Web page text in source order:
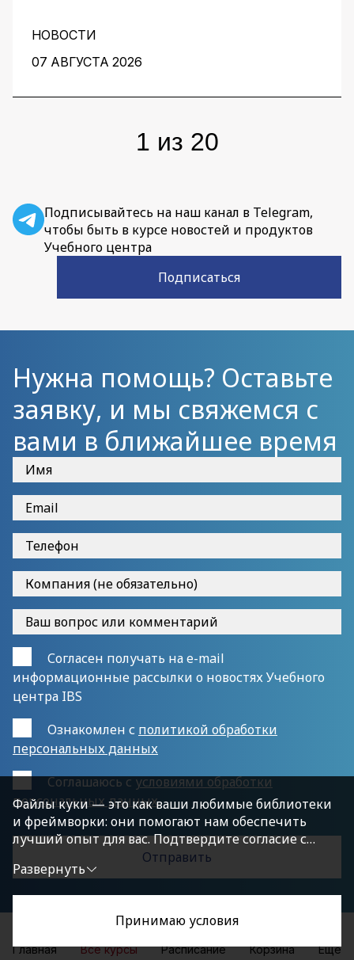
кондитеров — показал, как ИИ помогает
архитектору ускорить работу на всех этапах:
от чистого листа до готовых артефактов для
НОВОСТИ
07 АВГУСТА 2026
1 из 20
Подписывайтесь на наш канал в Telegram,
чтобы быть в курсе новостей и продуктов
Учебного центра
Подписаться
Нужна помощь? Оставьте
заявку, и мы свяжемся с
вами в ближайшее время
Согласен получать на e-mail
информационные рассылки о новостях Учебного
центра IBS
Ознакомлен с политикой обработки
персональных данных
Cоглашаюсь сусловиями обработки
персональных данных
Главная Все курсы Расписание Корзина Еще
Файлы куки — это как ваши любимые библиотеки
и фреймворки: они помогают нам обеспечить
лучший опыт для вас. Подтвердите согласие с
политикой конфиденциальности, нажав
«Принимаю условия», чтобы продолжить.
Развернуть
Принимаю условия